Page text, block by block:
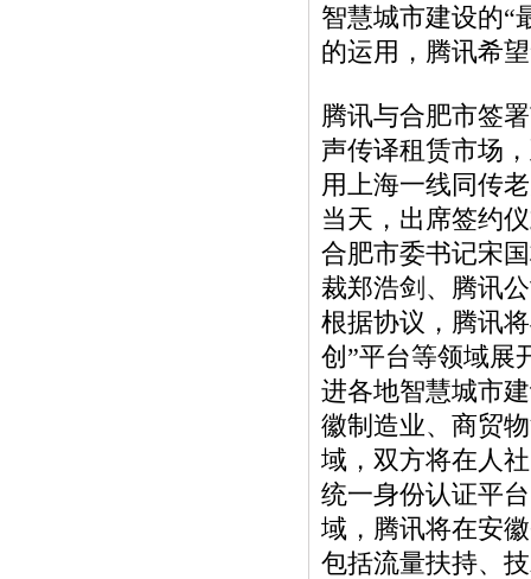
智慧城市建设的“
的运用，腾讯希
腾讯与合肥市签
声传译租赁市场
用上海一线同传
当天，出席签约
合肥市委书记宋
裁郑浩剑、腾讯
根据协议，腾讯
创”平台等领域展
进各地智慧城市
徽制造业、商贸
域，双方将在人
统一身份认证平
域，腾讯将在安
包括流量扶持、